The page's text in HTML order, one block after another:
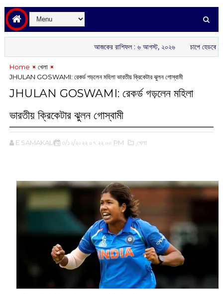
আজকের রাশিফল :‌ ‌‌৬ আগস্ট, ২০২৬ চাপে হেডকোচ গৌতম
Home
খেলা
JHULAN GOSWAMI: রেকর্ড গড়লেন মহিলা ভারতীয় ক্রিকেটার ঝুলন গোস্বামী
JHULAN GOSWAMI: রেকর্ড গড়লেন মহিলা
ভারতীয় ক্রিকেটার ঝুলন গোস্বামী
E SAMAKALIN ৩/১২/২০২২ ০৭:২২:০০ PM ,খেলা